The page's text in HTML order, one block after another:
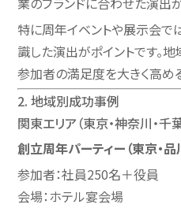
特に周年イベントや展示会で
識した演出がポイントです。
参加者の満足度を大きく高め
2. 地域別成功事例
関東エリア（東京・神奈川・千葉
創立周年パーティー（東京・品
参加者：社員250名＋役員
会場：ホテル宴会場